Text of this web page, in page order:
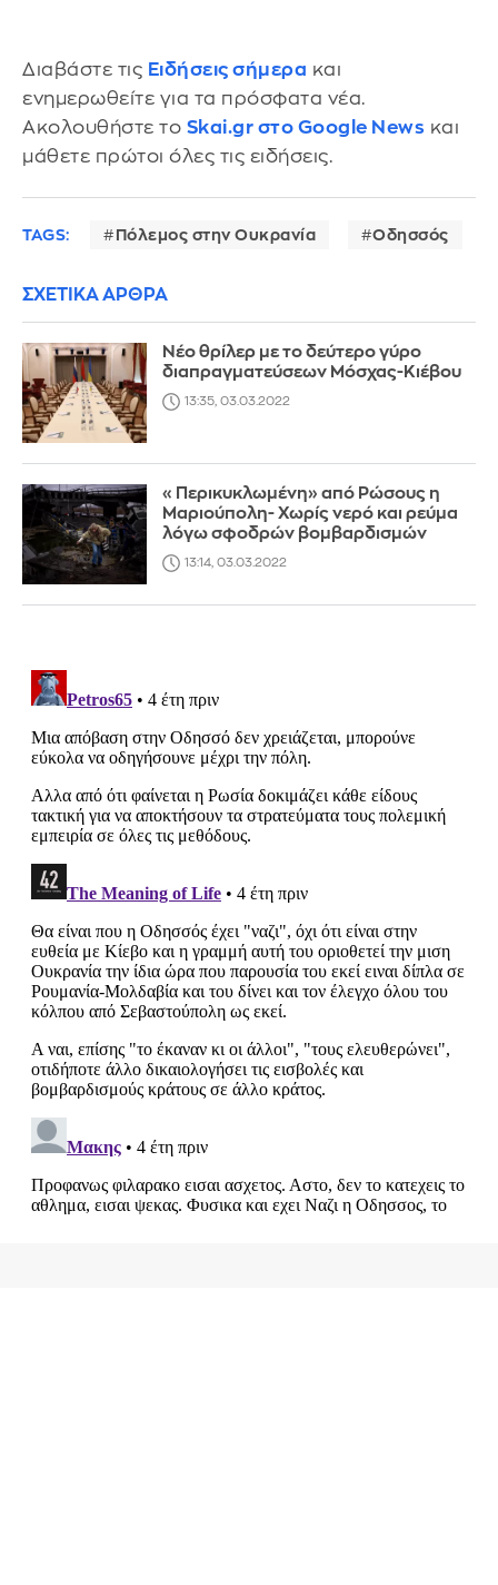
Διαβάστε τις Ειδήσεις σήμερα και
ενημερωθείτε για τα πρόσφατα νέα.
Ακολουθήστε το Skai.gr στο Google News και
μάθετε πρώτοι όλες τις ειδήσεις.
TAGS: Πόλεμος στην Ουκρανία Οδησσός
ΣΧΕΤΙΚΑ ΑΡΘΡΑ
Νέο θρίλερ με το δεύτερο γύρο
διαπραγματεύσεων Μόσχας-Κιέβου
13:35, 03.03.2022
«Περικυκλωμένη» από Ρώσους η
Μαριούπολη- Χωρίς νερό και ρεύμα
λόγω σφοδρών βομβαρδισμών
13:14, 03.03.2022